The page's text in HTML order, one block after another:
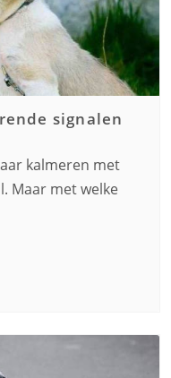
signalen
kalmeren met
Maar met welke